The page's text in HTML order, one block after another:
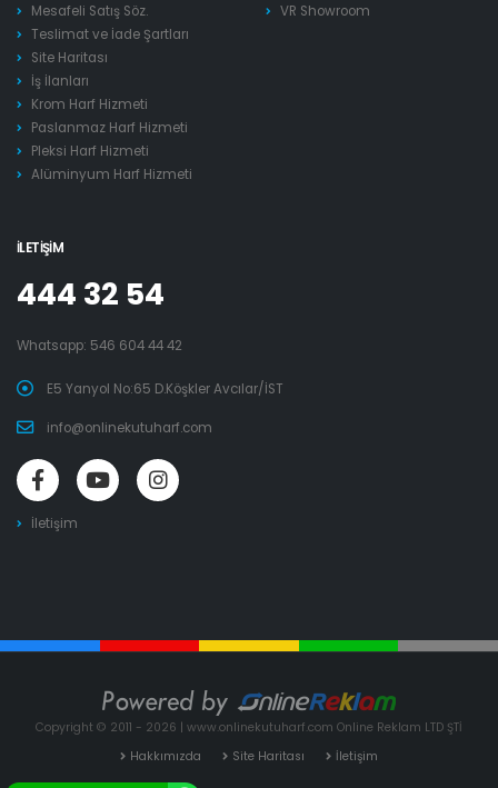
Mesafeli Satış Söz.
Teslimat ve İade Şartları
Site Haritası
İş İlanları
Krom Harf Hizmeti
Paslanmaz Harf Hizmeti
Pleksi Harf Hizmeti
Alüminyum Harf Hizmeti
VR Showroom
İLETIŞIM
444 32 54
Whatsapp: 546 604 44 42
E5 Yanyol No:65 D.Köşkler Avcılar/İST
info@onlinekutuharf.com
İletişim
Copyright © 2011 - 2026 | www.onlinekutuharf.com Online Reklam LTD ŞTİ
Hakkımızda
Site Haritası İletişim